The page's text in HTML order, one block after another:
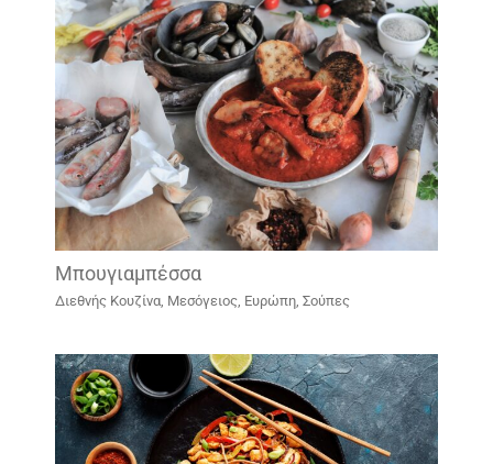
Μπουγιαμπέσσα
Διεθνής Κουζίνα, Μεσόγειος, Ευρώπη, Σούπες